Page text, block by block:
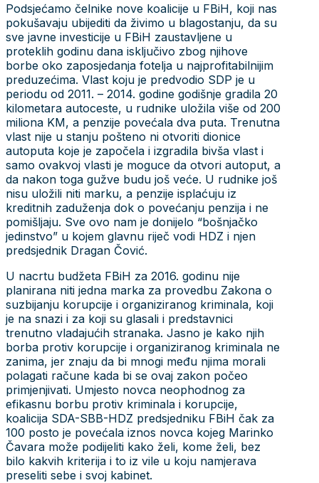
Podsjećamo čelnike nove koalicije u FBiH, koji nas
pokušavaju ubijediti da živimo u blagostanju, da su
sve javne investicije u FBiH zaustavljene u
proteklih godinu dana isključivo zbog njihove
borbe oko zaposjedanja fotelja u najprofitabilnijim
preduzećima. Vlast koju je predvodio SDP je u
periodu od 2011. – 2014. godine godišnje gradila 20
kilometara autoceste, u rudnike uložila više od 200
miliona KM, a penzije povećala dva puta. Trenutna
vlast nije u stanju pošteno ni otvoriti dionice
autoputa koje je započela i izgradila bivša vlast i
samo ovakvoj vlasti je moguce da otvori autoput, a
da nakon toga gužve budu još veće. U rudnike još
nisu uložili niti marku, a penzije isplaćuju iz
kreditnih zaduženja dok o povećanju penzija i ne
pomišljaju. Sve ovo nam je donijelo “bošnjačko
jedinstvo” u kojem glavnu riječ vodi HDZ i njen
predsjednik Dragan Čović.
U nacrtu budžeta FBiH za 2016. godinu nije
planirana niti jedna marka za provedbu Zakona o
suzbijanju korupcije i organiziranog kriminala, koji
je na snazi i za koji su glasali i predstavnici
trenutno vladajućih stranaka. Jasno je kako njih
borba protiv korupcije i organiziranog kriminala ne
zanima, jer znaju da bi mnogi među njima morali
polagati račune kada bi se ovaj zakon počeo
primjenjivati. Umjesto novca neophodnog za
efikasnu borbu protiv kriminala i korupcije,
koalicija SDA-SBB-HDZ predsjedniku FBiH čak za
100 posto je povećala iznos novca kojeg Marinko
Čavara može podijeliti kako želi, kome želi, bez
bilo kakvih kriterija i to iz vile u koju namjerava
preseliti sebe i svoj kabinet.